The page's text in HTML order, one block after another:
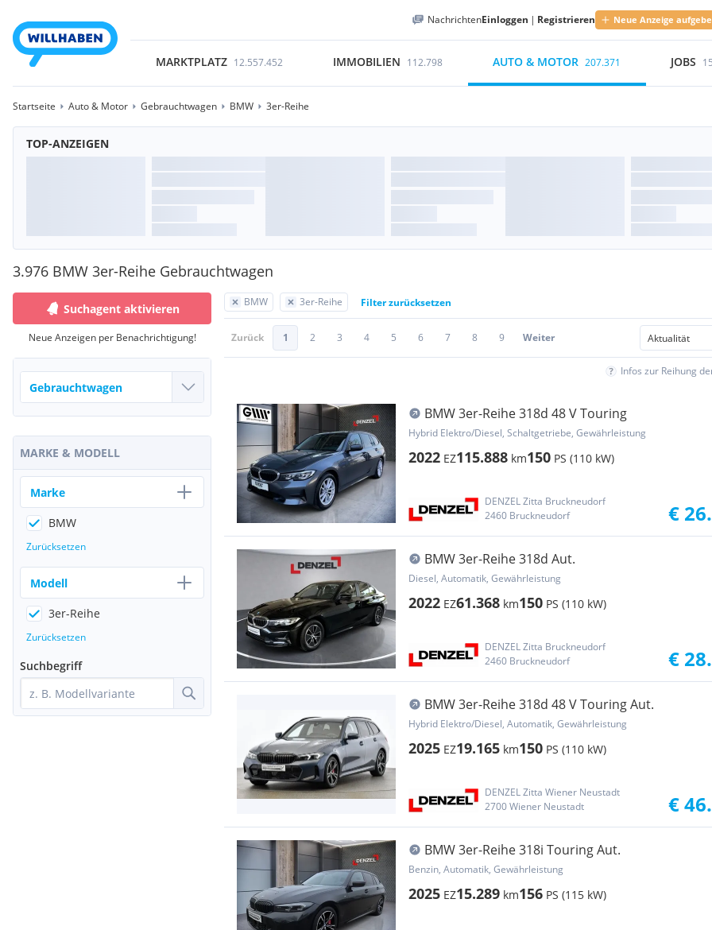
NachrichtenEinloggen | Registrieren Neue Anzeige
MARKTPLATZ 12.557.452 IMMOBILIEN 112.798 AUTO & MOTOR 207.371 JOBS
Startseite Auto & Motor Gebrauchtwagen BMW 3er-Reihe
TOP-ANZEIGEN
3.976 BMW 3er-Reihe Gebrauchtwagen
BMW 3er-Reihe Filter zurücksetzen
Zurück 1 2 3 4 5 6 7 8 9 Weiter
Infos zur Reihung
BMW 3er-Reihe 318d 48 V Touring
Hybrid Elektro/Diesel, Schaltgetriebe, Gewährleistung
2022 EZ115.888 km150 PS (110 kW)
DENZEL Zitta Bruckneudorf
2460 Bruckneudorf
€
BMW 3er-Reihe 318d Aut.
Diesel, Automatik, Gewährleistung
2022 EZ61.368 km150 PS (110 kW)
DENZEL Zitta Bruckneudorf
2460 Bruckneudorf
€
BMW 3er-Reihe 318d 48 V Touring Aut.
Hybrid Elektro/Diesel, Automatik, Gewährleistung
2025 EZ19.165 km150 PS (110 kW)
DENZEL Zitta Wiener Neustadt
2700 Wiener Neustadt
€
BMW 3er-Reihe 318i Touring Aut.
Benzin, Automatik, Gewährleistung
2025 EZ15.289 km156 PS (115 kW)
Suchagent aktivieren
Neue Anzeigen per Benachrichtigung!
MARKE & MODELL
Marke
BMW
Zurücksetzen
Modell
3er-Reihe
Zurücksetzen
Suchbegriff